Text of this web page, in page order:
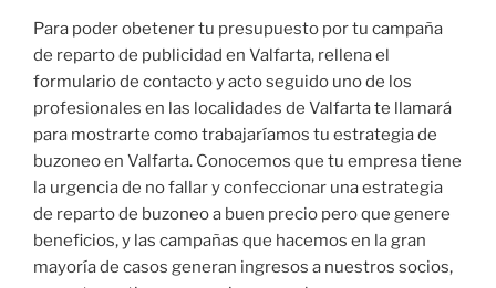
Para poder obetener tu presupuesto por tu campaña
de reparto de publicidad en Valfarta, rellena el
formulario de contacto y acto seguido uno de los
profesionales en las localidades de Valfarta te llamará
para mostrarte como trabajaríamos tu estrategia de
buzoneo en Valfarta. Conocemos que tu empresa tiene
la urgencia de no fallar y confeccionar una estrategia
de reparto de buzoneo a buen precio pero que genere
beneficios, y las campañas que hacemos en la gran
mayoría de casos generan ingresos a nuestros socios,